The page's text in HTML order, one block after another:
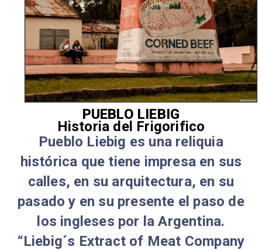
PUEBLO LIEBIG
Historia del Frigorifico
Pueblo Liebig es una reliquia
histórica que tiene impresa en sus
calles, en su arquitectura, en su
pasado y en su presente el paso de
los ingleses por la Argentina.
“Liebig´s Extract of Meat Company